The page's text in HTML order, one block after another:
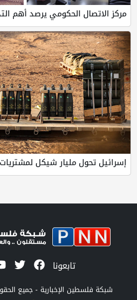
مركز الاتصال الحكومي يرصد أهم
إسرائيل تحول مليار شيكل
تابعونا
شبكة فلسطين الإخبارية - جميع